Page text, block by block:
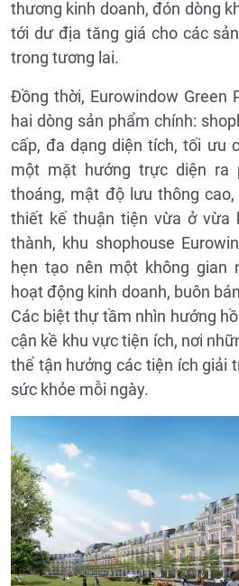
thương kinh doanh, đón dòng
tới dư địa tăng giá cho các
trong tương lai.
Đồng thời, Eurowindow Green
hai dòng sản phẩm chính:
cấp, đa dạng diện tích, tối ưu
một mặt hướng trực diện ra
thoáng, mật độ lưu thông
thiết kế thuận tiện vừa ở vừa
thành, khu shophouse
hẹn tạo nên một không gian
hoạt động kinh doanh, buôn
Các biệt thự tầm nhìn hướng
cận kề khu vực tiện ích, nơi
thể tận hưởng các tiện ích giải
sức khỏe mỗi ngày.